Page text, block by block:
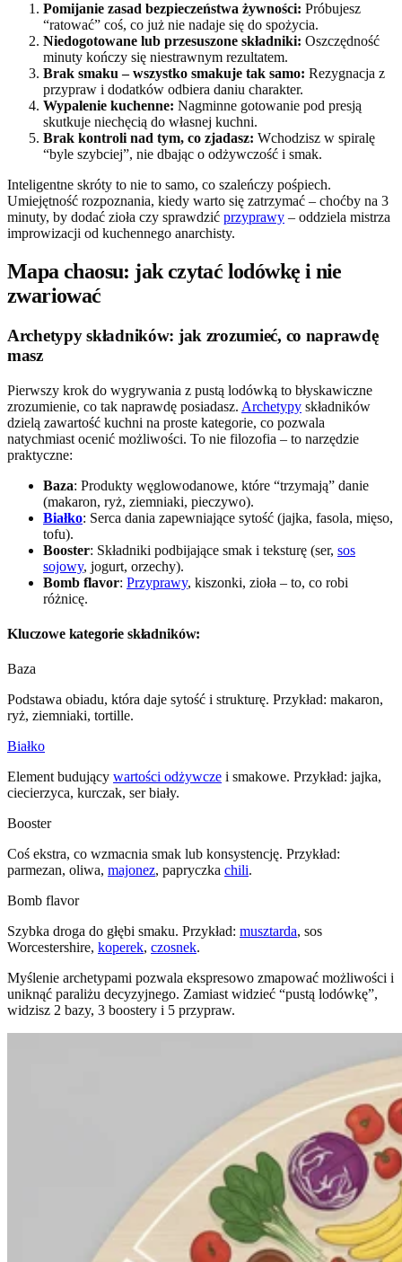
Pomijanie zasad bezpieczeństwa żywności: Próbujesz
“ratować” coś, co już nie nadaje się do spożycia.
Niedogotowane lub przesuszone składniki: Oszczędność
minuty kończy się niestrawnym rezultatem.
Brak smaku – wszystko smakuje tak samo: Rezygnacja z
przypraw i dodatków odbiera daniu charakter.
Wypalenie kuchenne: Nagminne gotowanie pod presją
skutkuje niechęcią do własnej kuchni.
Brak kontroli nad tym, co zjadasz: Wchodzisz w spiralę
“byle szybciej”, nie dbając o odżywczość i smak.
Inteligentne skróty to nie to samo, co szaleńczy pośpiech.
Umiejętność rozpoznania, kiedy warto się zatrzymać – choćby na 3
minuty, by dodać zioła czy sprawdzić przyprawy – oddziela mistrza
improwizacji od kuchennego anarchisty.
Mapa chaosu: jak czytać lodówkę i nie
zwariować
Archetypy składników: jak zrozumieć, co naprawdę
masz
Pierwszy krok do wygrywania z pustą lodówką to błyskawiczne
zrozumienie, co tak naprawdę posiadasz. Archetypy składników
dzielą zawartość kuchni na proste kategorie, co pozwala
natychmiast ocenić możliwości. To nie filozofia – to narzędzie
praktyczne:
Baza: Produkty węglowodanowe, które “trzymają” danie
(makaron, ryż, ziemniaki, pieczywo).
Białko: Serca dania zapewniające sytość (jajka, fasola, mięso,
tofu).
Booster: Składniki podbijające smak i teksturę (ser, sos
sojowy, jogurt, orzechy).
Bomb flavor: Przyprawy, kiszonki, zioła – to, co robi
różnicę.
Kluczowe kategorie składników:
Baza
Podstawa obiadu, która daje sytość i strukturę. Przykład: makaron,
ryż, ziemniaki, tortille.
Białko
Element budujący wartości odżywcze i smakowe. Przykład: jajka,
ciecierzyca, kurczak, ser biały.
Booster
Coś ekstra, co wzmacnia smak lub konsystencję. Przykład:
parmezan, oliwa, majonez, papryczka chili.
Bomb flavor
Szybka droga do głębi smaku. Przykład: musztarda, sos
Worcestershire, koperek, czosnek.
Myślenie archetypami pozwala ekspresowo zmapować możliwości i
uniknąć paraliżu decyzyjnego. Zamiast widzieć “pustą lodówkę”,
widzisz 2 bazy, 3 boostery i 5 przypraw.